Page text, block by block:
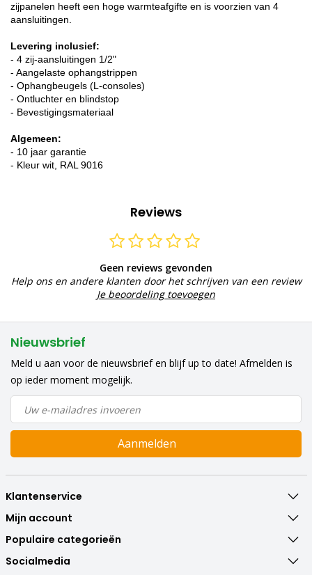
zijpanelen heeft een hoge warmteafgifte en is voorzien van 4
aansluitingen.
Levering inclusief:
- 4 zij-aansluitingen 1/2"
- Aangelaste ophangstrippen
- Ophangbeugels (L-consoles)
- Ontluchter en blindstop
- Bevestigingsmateriaal
Algemeen:
- 10 jaar garantie
- Kleur wit, RAL 9016
Reviews
Geen reviews gevonden
Help ons en andere klanten door het schrijven van een review
Je beoordeling toevoegen
Nieuwsbrief
Meld u aan voor de nieuwsbrief en blijf up to date! Afmelden is
op ieder moment mogelijk.
Aanmelden
Klantenservice
Mijn account
Populaire categorieën
Socialmedia